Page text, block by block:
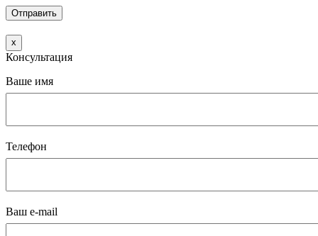
x
Консультация
Ваше имя
Телефон
Ваш e-mail